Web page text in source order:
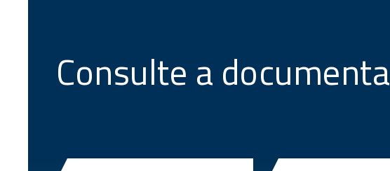
Consulte a